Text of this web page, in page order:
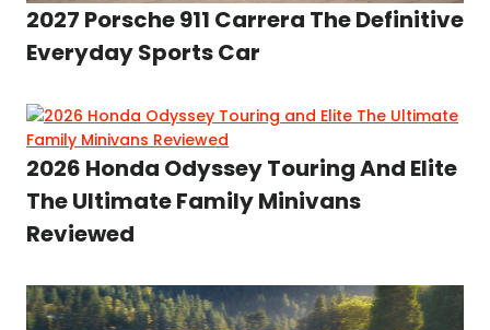
2027 Porsche 911 Carrera The Definitive
Everyday Sports Car
2026 Honda Odyssey Touring And Elite
The Ultimate Family Minivans
Reviewed